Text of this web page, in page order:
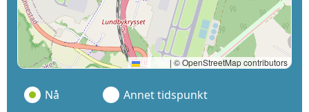
Leaflet | © OpenStreetMap contributors
Nå Annet tidspunkt